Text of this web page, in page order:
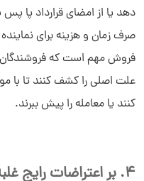
دهد یا از امضای قرارداد پا
فروش مهم است که فروشندگان
علت اصلی را کشف کنند تا با
کنند یا معامله را پیش ببرند.
4. بر اعتراضات رایج غلبه کنید.